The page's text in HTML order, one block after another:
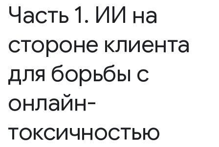
Часть 1. ИИ на
стороне клиента
для борьбы с
онлайн-
токсичностью